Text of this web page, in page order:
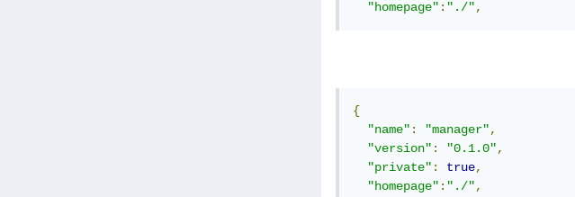
"homepage" : "./",
{
"name" : "manager",
"version" : "0.1.0",
"private" : true,
"homepage" : "./",